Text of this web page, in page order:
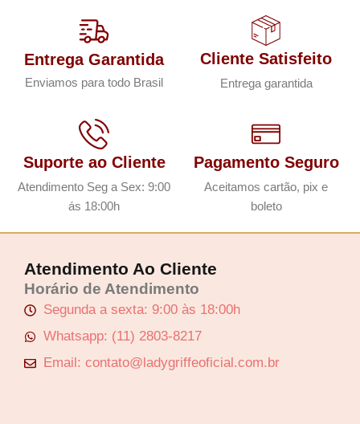
Entrega Garantida
Enviamos para todo Brasil
Cliente Satisfeito
Entrega garantida
Suporte ao Cliente
Atendimento Seg a Sex: 9:00
ás 18:00h
Pagamento Seguro
Aceitamos cartão, pix e
boleto
Atendimento Ao Cliente
Horário de Atendimento
Segunda a sexta: 9:00 às 18:00h
Whatsapp: (11) 2803-8217
Email: contato@ladygriffeoficial.com.br